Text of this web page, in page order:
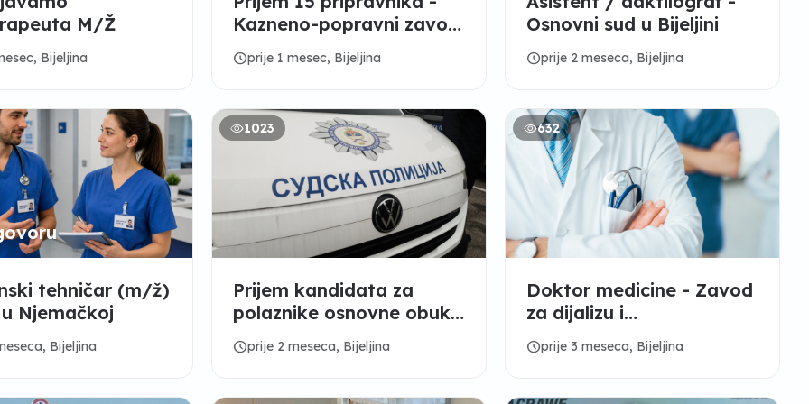
M/Ž
Bijeljina
Kazneno-popravni zavod
Bijeljina
scheduleprije 1 mesec, Bijeljina
Osnovni sud u Bijeljini
scheduleprije 2 meseca, Bijeljina
tehničar (m/ž)
Njemačkoj
Bijeljina
1023
Prijem kandidata za
polaznike osnovne obuke
- Sudska policija RS
scheduleprije 2 meseca, Bijeljina
632
Doktor medicine - Zavod
za dijalizu i
transplantaciju RS
Bijeljina
scheduleprije 3 meseca, Bijeljina